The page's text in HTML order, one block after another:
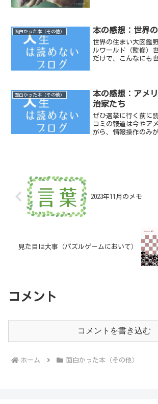
というときにホーム
面白かった本（その他） 本の感想：世界
世界の住まい大図鑑
ルワールド（監修）
だけで、こんなにも
面白かった本（その他）
本の感想：アメ
治家たち
ぜひ選挙に行く前に
コミの報道は今やア
がら、情報操作のみ
2023年11月のメモ
見た目は大事（パズルゲームにおいて）
コメント
コメントを書き込む
ホーム 面白かった本（その他）